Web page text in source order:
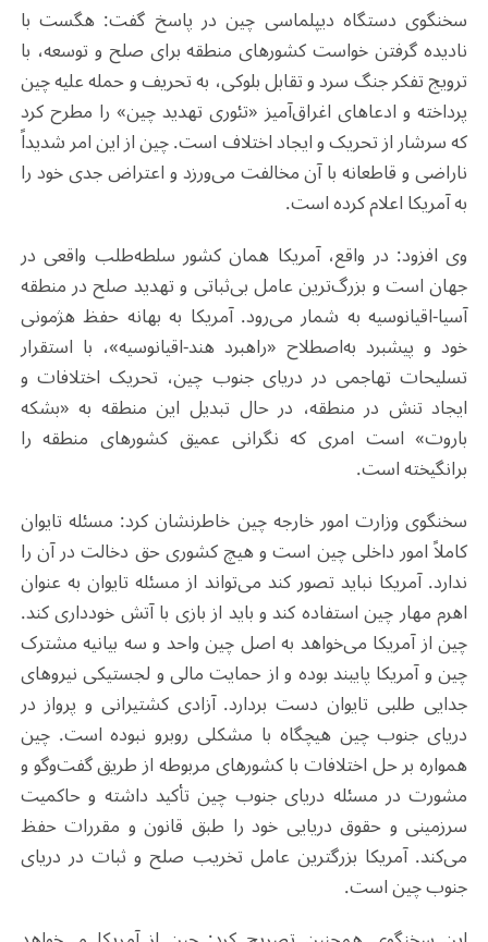
​​سخنگوی دستگاه دیپلماسی چین در پاسخ گفت: هگست با
نادیده گرفتن خواست کشورهای منطقه برای صلح و توسعه، با
ترویج تفکر جنگ سرد و تقابل بلوکی، به تحریف و حمله علیه چین
پرداخته و ادعاهای اغراق‌آمیز «تئوری تهدید چین» را مطرح کرد
که سرشار از تحریک و ایجاد اختلاف است. چین از این امر شدیداً
ناراضی و قاطعانه با آن مخالفت می‌ورزد و اعتراض جدی خود را
به آمریکا اعلام کرده است.
وی افزود: در واقع، آمریکا همان کشور سلطه‌طلب واقعی در
جهان است و بزرگ‌ترین عامل بی‌ثباتی و تهدید صلح در منطقه
آسیا-اقیانوسیه به شمار می‌رود. آمریکا به بهانه حفظ هژمونی
خود و پیشبرد به‌اصطلاح «راهبرد هند-اقیانوسیه»، با استقرار
تسلیحات تهاجمی در دریای جنوب چین، تحریک اختلافات و
ایجاد تنش در منطقه، در حال تبدیل این منطقه به «بشکه
باروت» است امری که نگرانی عمیق کشورهای منطقه را
برانگیخته است.
سخنگوی وزارت امور خارجه چین خاطرنشان کرد: مسئله تایوان
کاملاً امور داخلی چین است و هیچ کشوری حق دخالت در آن را
ندارد. آمریکا نباید تصور کند می‌تواند از مسئله تایوان به‌ عنوان
اهرم مهار چین استفاده کند و باید از بازی با آتش خودداری کند.
چین از آمریکا می‌خواهد به اصل چین واحد و سه بیانیه مشترک
چین و آمریکا پایبند بوده و از حمایت مالی و لجستیکی نیروهای
جدایی طلبی تایوان دست بردارد. آزادی کشتیرانی و پرواز در
دریای جنوب چین هیچگاه با مشکلی روبرو نبوده است. چین
همواره بر حل اختلافات با کشورهای مربوطه از طریق گفت‌وگو و
مشورت در مسئله دریای جنوب چین تأکید داشته و حاکمیت
سرزمینی و حقوق دریایی خود را طبق قانون و مقررات حفظ
می‌کند. آمریکا بزرگترین عامل تخریب صلح و ثبات در دریای
جنوب چین است.